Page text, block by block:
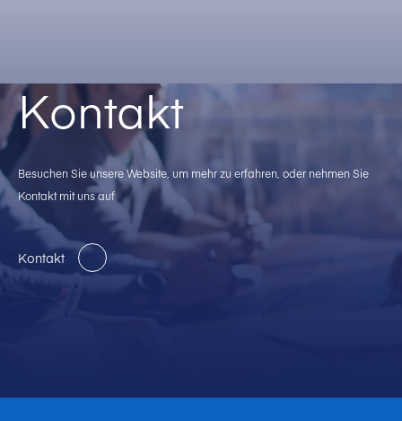
Kontakt
Besuchen Sie unsere Website, um mehr zu erfahren, oder nehmen Sie
Kontakt mit uns auf
Kontakt